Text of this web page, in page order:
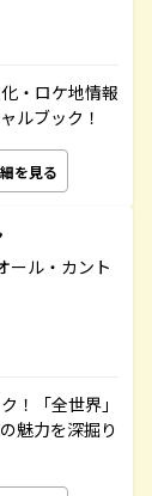
・ロケ地情報
ルブック！
を見る
ール・カント
！「全世界」
魅力を深掘り